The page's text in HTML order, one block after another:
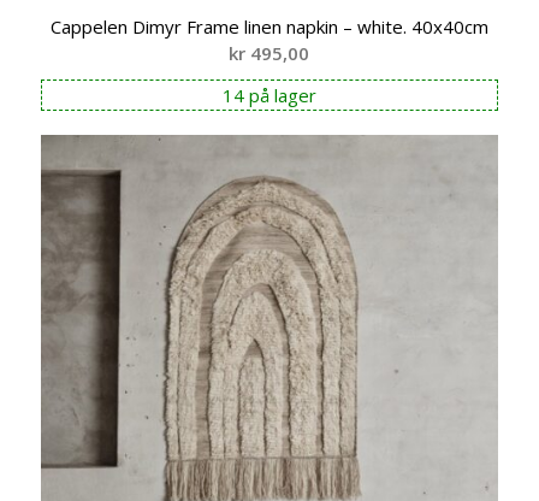
Cappelen Dimyr Frame linen napkin – white. 40x40cm
kr 495,00
14 på lager